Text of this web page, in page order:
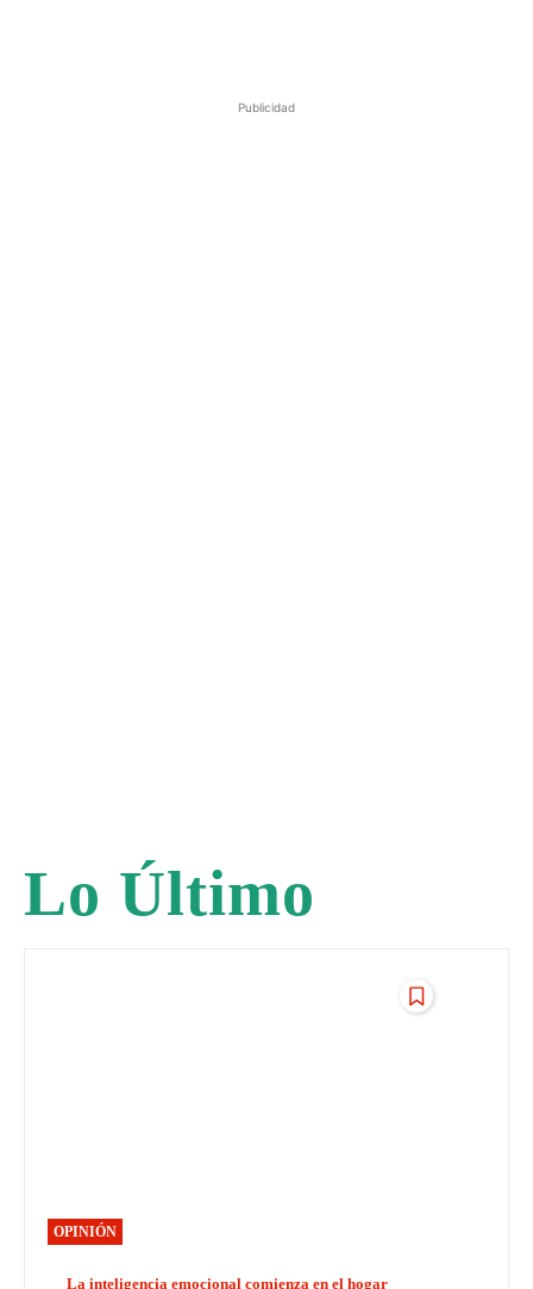
Publicidad
Lo Último
OPINIÓN
La inteligencia emocional comienza en el hogar